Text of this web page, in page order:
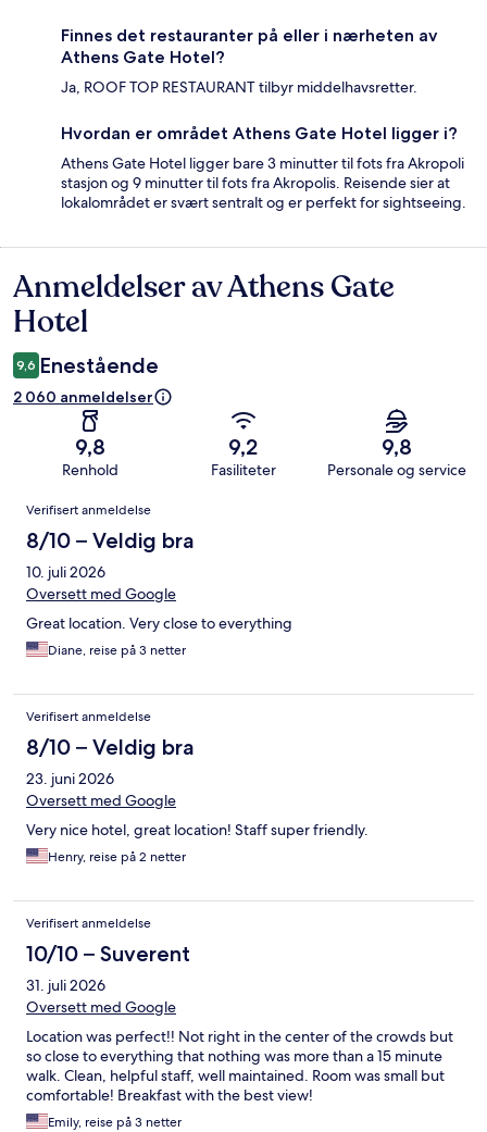
Finnes det restauranter på eller i nærheten av
Athens Gate Hotel?
Ja, ROOF TOP RESTAURANT tilbyr middelhavsretter.
Hvordan er området Athens Gate Hotel ligger i?
Athens Gate Hotel ligger bare 3 minutter til fots fra Akropoli
stasjon og 9 minutter til fots fra Akropolis. Reisende sier at
lokalområdet er svært sentralt og er perfekt for sightseeing.
Anmeldelser
Anmeldelser av Athens Gate
Hotel
9,6 Enestående
2 060 anmeldelser
9,8
Renhold
9,2
Fasiliteter
9,8
Personale og service
Anmeldelser
Verifisert anmeldelse
8/10 – Veldig bra
10. juli 2026
Oversett med Google
Great location. Very close to everything
Diane, reise på 3 netter
Verifisert anmeldelse
8/10 – Veldig bra
23. juni 2026
Oversett med Google
Very nice hotel, great location! Staff super friendly.
Henry, reise på 2 netter
Verifisert anmeldelse
10/10 – Suverent
31. juli 2026
Oversett med Google
Location was perfect!! Not right in the center of the crowds but
so close to everything that nothing was more than a 15 minute
walk. Clean, helpful staff, well maintained. Room was small but
comfortable! Breakfast with the best view!
Emily, reise på 3 netter